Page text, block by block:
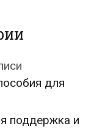
для
поддержка и